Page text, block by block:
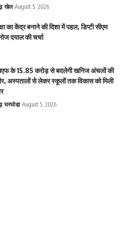
खेल August 5, 2026
का केंद्र बनाने की दिशा में पहल, डिप्टी सीएम
दयाल की चर्चा
के 15.85 करोड़ से बदलेगी खनिज अंचलों की
अस्पतालों से लेकर स्कूलों तक विकास को मिली
घरघोडा़ August 5, 2026